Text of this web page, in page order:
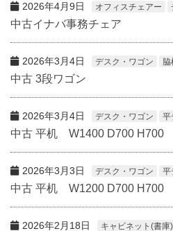
2026年4月9日 オフィスチェアー
中古イナバ事務チェア
2026年3月4日 デスク・ワゴン
中古 3段ワゴン
2026年3月4日 デスク・ワゴン 平
中古 平机 W1400 D700 H700
2026年3月3日 デスク・ワゴン 平
中古 平机 W1200 D700 H700
2026年2月18日 キャビネット(書庫)